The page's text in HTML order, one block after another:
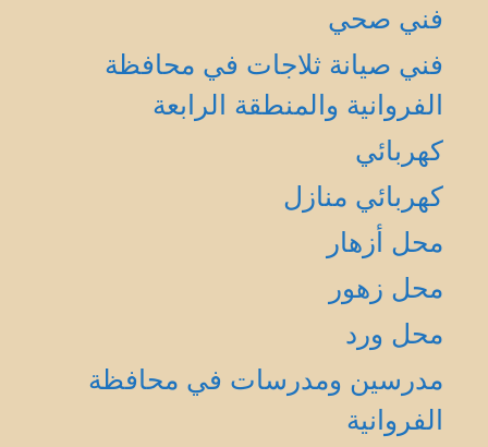
فني صحي
فني صيانة ثلاجات في محافظة
الفروانية والمنطقة الرابعة
كهربائي
كهربائي منازل
محل أزهار
محل زهور
محل ورد
مدرسين ومدرسات في محافظة
الفروانية